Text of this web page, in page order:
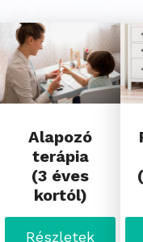
Alapozó
terápia
(3 éves
kortól)
Részletek